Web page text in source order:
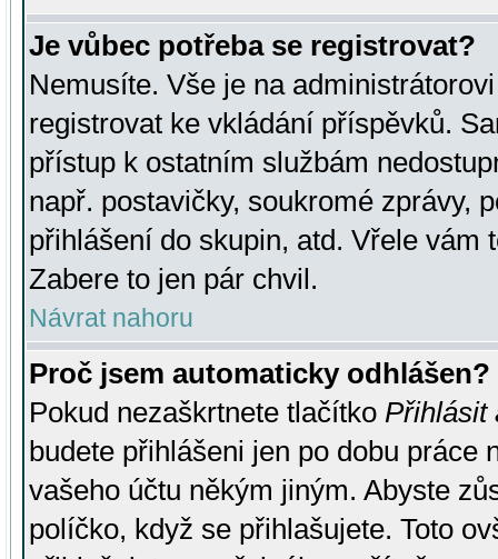
Je vůbec potřeba se registrovat?
Nemusíte. Vše je na
registrovat ke vkládání příspěvků.
přístup k ostatním službám
např. postavičky, soukromé zprávy,
přihlášení do skupin, atd. Vřele vám
Zabere to jen pár chvil.
Návrat nahoru
Proč jsem automaticky odhlášen?
Pokud nezaškrtnete tlačítko Přihlásit
budete přihlášeni jen po dobu práce
vašeho účtu někým jiným. Abyste
políčko, když se přihlašujete. Toto